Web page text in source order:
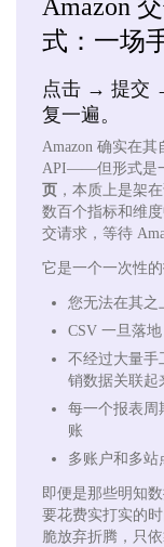
Amazon
式：一场
点击 → 提交
复一遍。
Amazon 确实在其
API——但形式是
页 ，本质上是架
数百个指标和维
交请求，等待
它是一个一次性
您无法在其之
CSV 一旦落
不经过大量手
销数据关联起
每一个报表周
账
多账户和多站
即便是那些明知
要花费实打实的
脆放弃折腾，只